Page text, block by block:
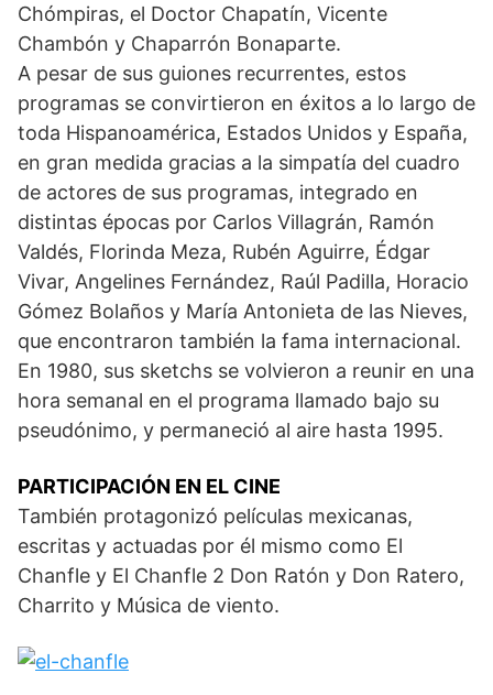
Chómpiras, el Doctor Chapatín, Vicente
Chambón y Chaparrón Bonaparte.
A pesar de sus guiones recurrentes, estos
programas se convirtieron en éxitos a lo largo de
toda Hispanoamérica, Estados Unidos y España,
en gran medida gracias a la simpatía del cuadro
de actores de sus programas, integrado en
distintas épocas por Carlos Villagrán, Ramón
Valdés, Florinda Meza, Rubén Aguirre, Édgar
Vivar, Angelines Fernández, Raúl Padilla, Horacio
Gómez Bolaños y María Antonieta de las Nieves,
que encontraron también la fama internacional.
En 1980, sus sketchs se volvieron a reunir en una
hora semanal en el programa llamado bajo su
pseudónimo, y permaneció al aire hasta 1995.
PARTICIPACIÓN EN EL CINE
También protagonizó películas mexicanas,
escritas y actuadas por él mismo como El
Chanfle y El Chanfle 2 Don Ratón y Don Ratero,
Charrito y Música de viento.